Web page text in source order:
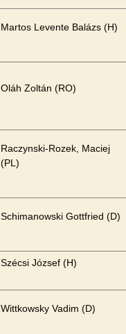
Martos Levente Balázs (H)
Oláh Zoltán (RO)
Raczynski-Rozek, Maciej
(PL)
Schimanowski Gottfried (D)
Szécsi József (H)
Wittkowsky Vadim (D)